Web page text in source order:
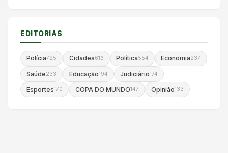
EDITORIAS
Polícia725 Cidades616 Política554 Economia237
Saúde233 Educação194 Judiciário174
Esportes170 COPA DO MUNDO147 Opinião133